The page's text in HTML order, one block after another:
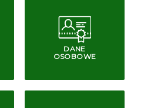
DANE
OSOBOWE